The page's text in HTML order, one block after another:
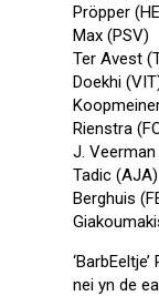
Pröpper
Max (PSV)
Ter Avest
Doekhi
Rienstra
J. Veerman
Tadic (AJA)
Berghuis
nei yn de